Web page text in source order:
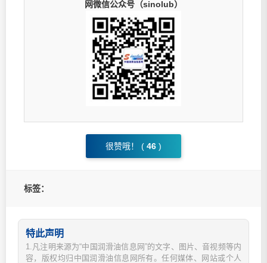
网微信公众号（sinolub）
很赞哦！ ( 46 )
标签：
特此声明
1.凡注明来源为“中国润滑油信息网”的文字、图片、音视频等内
容，版权均归中国润滑油信息网所有。任何媒体、网站或个人